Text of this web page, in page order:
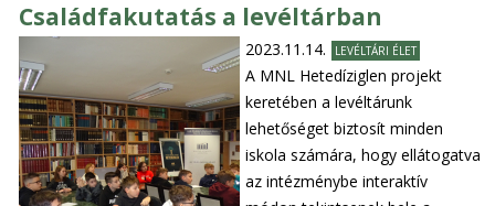
hier
Családfakutatás a levéltárban
2023.11.14. LEVÉLTÁRI ÉLET
A MNL Hetedíziglen projekt
keretében a levéltárunk
lehetőséget biztosít minden
iskola számára, hogy ellátogatva
az intézménybe interaktív